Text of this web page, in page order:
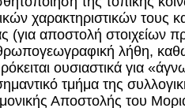
χαρακτηριστικών τους
(για αποστολή
λήθη,
ουσιαστικά για
τμήμα της
Αποστολής του